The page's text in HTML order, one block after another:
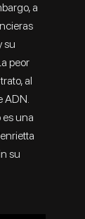
a
su
peor
al
ADN.
es una
su